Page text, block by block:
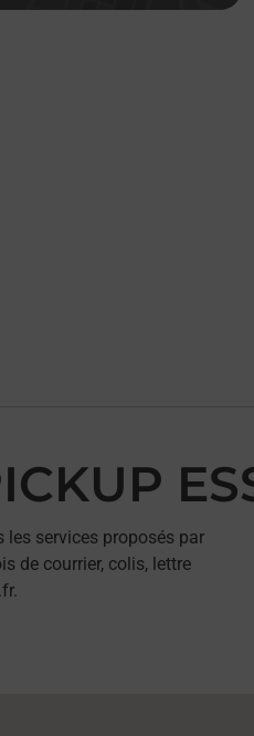
les services proposés par
de courrier, colis, lettre